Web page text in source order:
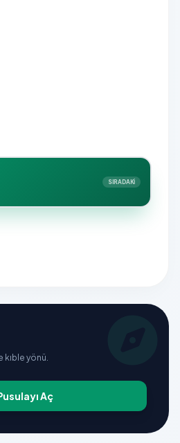
SIRADAKİ
kıble yönü.
Aç